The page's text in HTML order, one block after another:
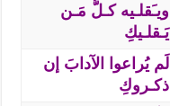
ويـَقلـيه كـلُّ مَـن
يَـقلـيكِ
لَم يُراعوا الآدابَ إن
ذكـروكِ